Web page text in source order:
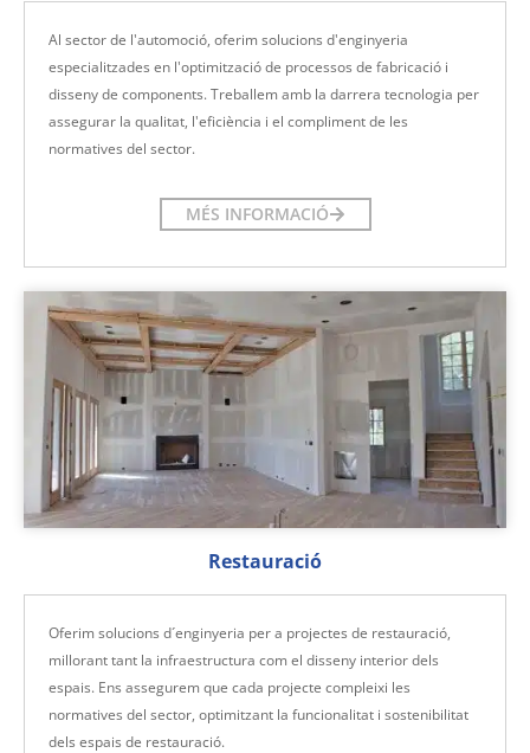
Al sector de l'automoció, oferim solucions d'enginyeria
especialitzades en l'optimització de processos de fabricació i
disseny de components. Treballem amb la darrera tecnologia per
assegurar la qualitat, l'eficiència i el compliment de les
normatives del sector.
MÉS INFORMACIÓ
Restauració
Oferim solucions d´enginyeria per a projectes de restauració,
millorant tant la infraestructura com el disseny interior dels
espais. Ens assegurem que cada projecte compleixi les
normatives del sector, optimitzant la funcionalitat i sostenibilitat
dels espais de restauració.